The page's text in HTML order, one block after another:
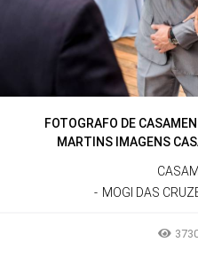
FOTOGRAFO DE
MARTINS IMAGENS
MOGI DAS